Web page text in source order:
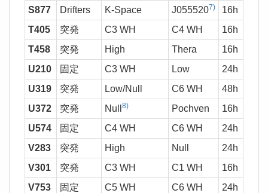
S877
Drifters K-Space J0555207) 16h
T405
突発 C3 WH C4 WH 16h
T458
突発 High Thera 16h
U210
固定 C3 WH Low 24h
U319
突発 Low/Null C6 WH 48h
U372
突発 Null 8) Pochven 16h
U574
固定 C4 WH C6 WH 24h
V283
突発 High Null 24h
V301
突発 C3 WH C1 WH 16h
V753
固定 C5 WH C6 WH 24h